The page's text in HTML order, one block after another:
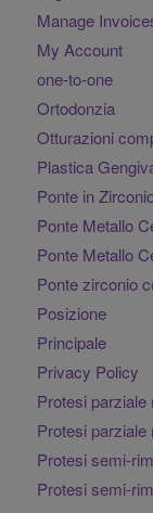
Manage
My Account
one-to-one
Ortodonzia
Otturazioni
Plastica
Ponte in
Ponte Metallo
Ponte Metallo
Ponte zirconio
Posizione
Principale
Privacy Policy
Protesi parziale
Protesi
Protesi semi-
Protesi semi-